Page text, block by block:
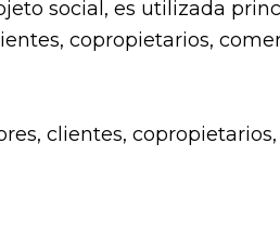
social, es utilizada
copropietarios,
clientes,